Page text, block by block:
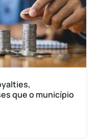
que o município